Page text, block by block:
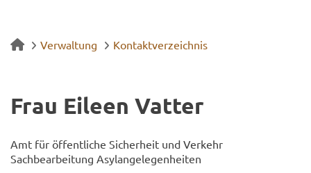
Verwaltung Kontaktverzeichnis
Frau Ei­le­en Vat­ter
Amt für öf­fent­li­che Si­cher­heit und Ver­kehr
Sach­be­ar­bei­tung Asyl­an­ge­le­gen­hei­ten